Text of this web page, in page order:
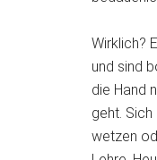
Wirklich?
und sind
die Hand
geht.
wetzen